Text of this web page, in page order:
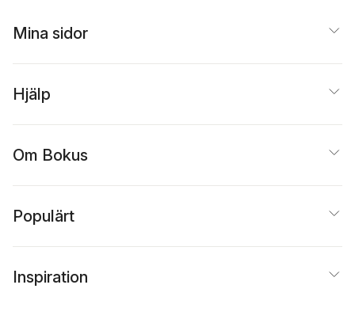
Mina sidor
Hjälp
Om Bokus
Populärt
Inspiration